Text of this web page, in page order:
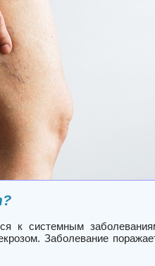
к системным
Заболевание